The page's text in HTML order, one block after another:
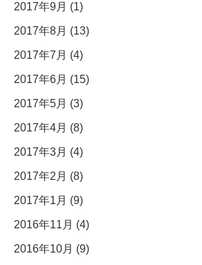
2017年9月 (1)
2017年8月 (13)
2017年7月 (4)
2017年6月 (15)
2017年5月 (3)
2017年4月 (8)
2017年3月 (4)
2017年2月 (8)
2017年1月 (9)
2016年11月 (4)
2016年10月 (9)